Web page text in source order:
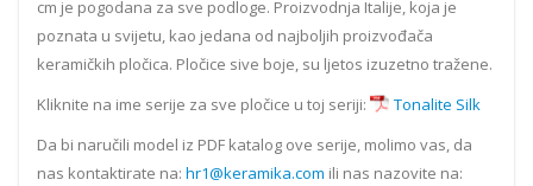
cm je pogodana za sve podloge. Proizvodnja Italije, koja je
poznata u svijetu, kao jedana od najboljih proizvođača
keramičkih pločica. Pločice sive boje, su ljetos izuzetno tražene.
Kliknite na ime serije za sve pločice u toj seriji:
Tonalite Silk
Da bi naručili model iz PDF katalog ove serije, molimo vas, da
nas kontaktirate na: hr1@keramika.com ili nas nazovite na: